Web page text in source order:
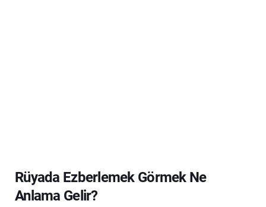
Rüyada Ezberlemek Görmek Ne
Anlama Gelir?